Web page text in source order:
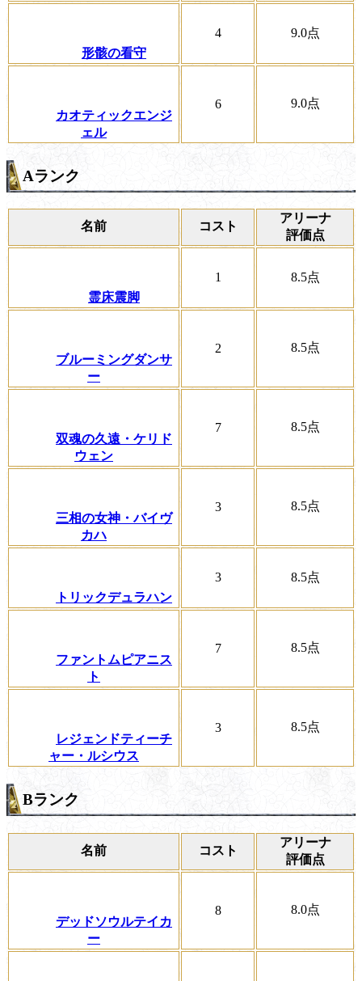
形骸の看守
4 9.0点
カオティックエンジ
ェル
6 9.0点
Aランク
名前 コスト
アリーナ
評価点
霊床震脚
1 8.5点
ブルーミングダンサ
ー
2 8.5点
双魂の久遠・ケリド
ウェン
7 8.5点
三相の女神・バイヴ
カハ
3 8.5点
トリックデュラハン
3 8.5点
ファントムピアニス
ト
7 8.5点
レジェンドティーチ
ャー・ルシウス
3 8.5点
Bランク
名前 コスト
アリーナ
評価点
デッドソウルテイカ
ー
8 8.0点